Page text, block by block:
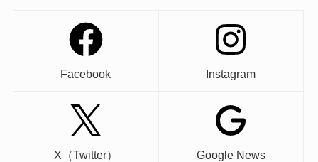
Facebook Instagram
X（Twitter） Google News